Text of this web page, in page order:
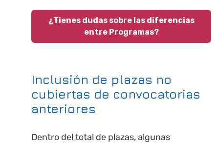
¿Tienes dudas sobre las diferencias
entre Programas?
Inclusión de plazas no
cubiertas de convocatorias
anteriores
Dentro del total de plazas, algunas